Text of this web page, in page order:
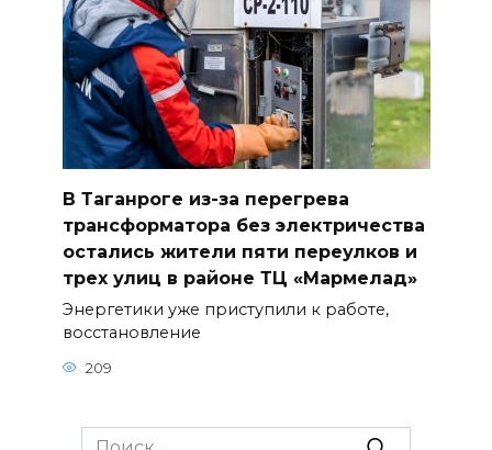
В Таганроге из-за перегрева
трансформатора без электричества
остались жители пяти переулков и
трех улиц в районе ТЦ «Мармелад»
Энергетики уже приступили к работе,
восстановление
209
Search